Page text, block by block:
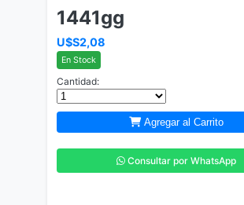
1441gg
U$S2,08
En Stock
Cantidad:
Agregar al Carrito
Consultar por WhatsApp